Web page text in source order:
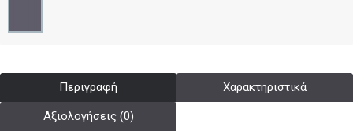
Περιγραφή Χαρακτηριστικά
Αξιολογήσεις (0)